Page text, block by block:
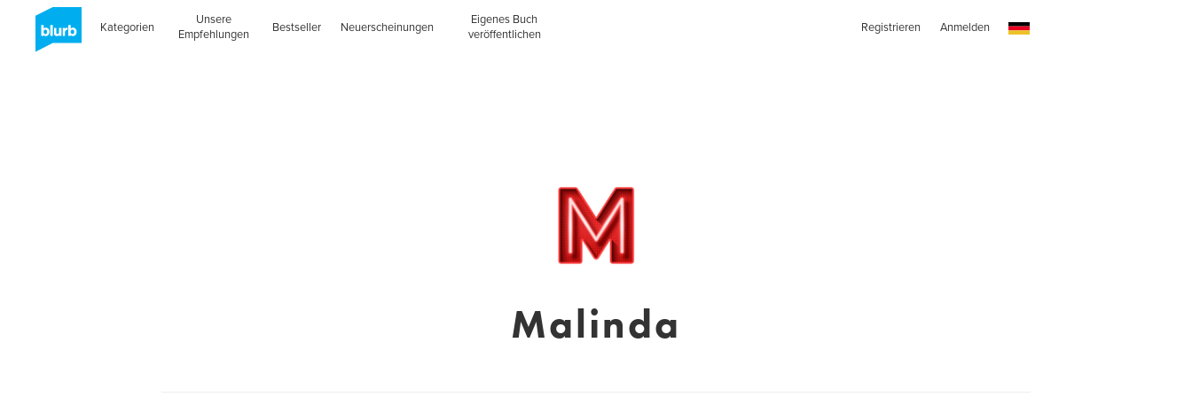
Kategorien
Unsere
Empfehlungen
Bestseller Neuerscheinungen
Eigenes Buch
veröffentlichen
Registrieren Anmelden
Malinda